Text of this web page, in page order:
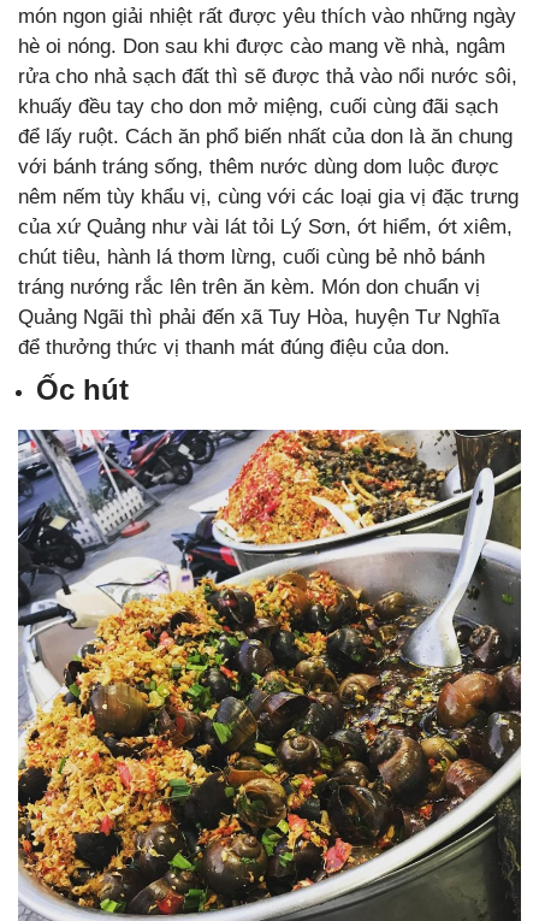
món ngon giải nhiệt rất được yêu thích vào những ngày
hè oi nóng. Don sau khi được cào mang về nhà, ngâm
rửa cho nhả sạch đất thì sẽ được thả vào nổi nước sôi,
khuấy đều tay cho don mở miệng, cuối cùng đãi sạch
để lấy ruột. Cách ăn phổ biến nhất của don là ăn chung
với bánh tráng sống, thêm nước dùng dom luộc được
nêm nếm tùy khẩu vị, cùng với các loại gia vị đặc trưng
của xứ Quảng như vài lát tỏi Lý Sơn, ớt hiểm, ớt xiêm,
chút tiêu, hành lá thơm lừng, cuối cùng bẻ nhỏ bánh
tráng nướng rắc lên trên ăn kèm. Món don chuẩn vị
Quảng Ngãi thì phải đến xã Tuy Hòa, huyện Tư Nghĩa
để thưởng thức vị thanh mát đúng điệu của don.
Ốc hút